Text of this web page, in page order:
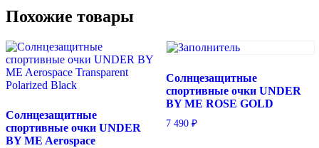
Похожие товары
Солнцезащитные
спортивные очки UNDER
BY ME Aerospace
Солнцезащитные
спортивные очки UNDER
BY ME ROSE GOLD
7 490 ₽